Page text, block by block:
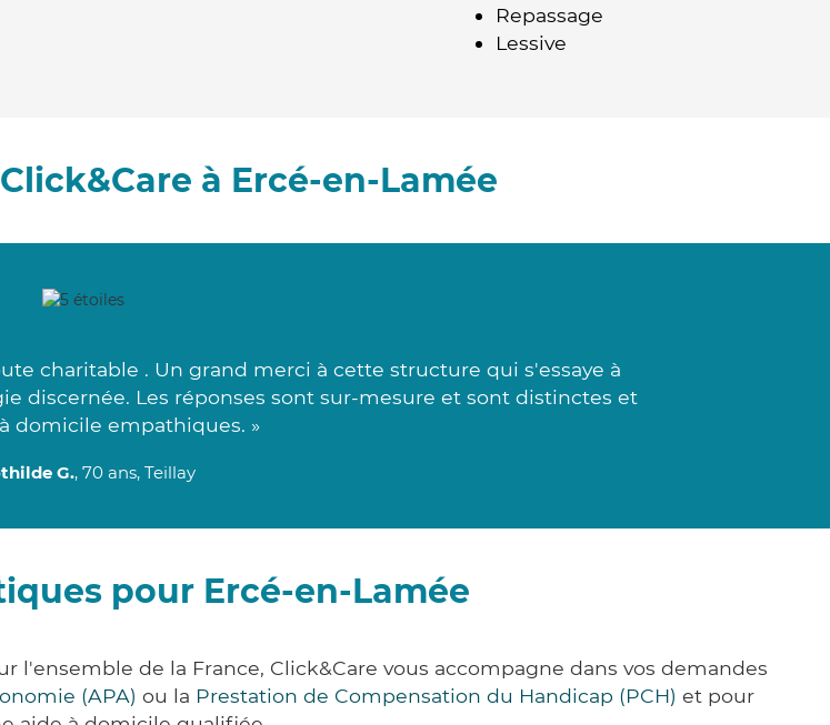
Repassage
Lessive
à Ercé-en-Lamée
charitable . Un grand merci à cette structure qui s'essaye à
discernée. Les réponses sont sur-mesure et sont distinctes et
domicile empathiques. »
G., 70 ans, Teillay
pour Ercé-en-Lamée
de la France, Click&Care vous accompagne dans vos demandes
(APA) ou la Prestation de Compensation du Handicap (PCH) et pour